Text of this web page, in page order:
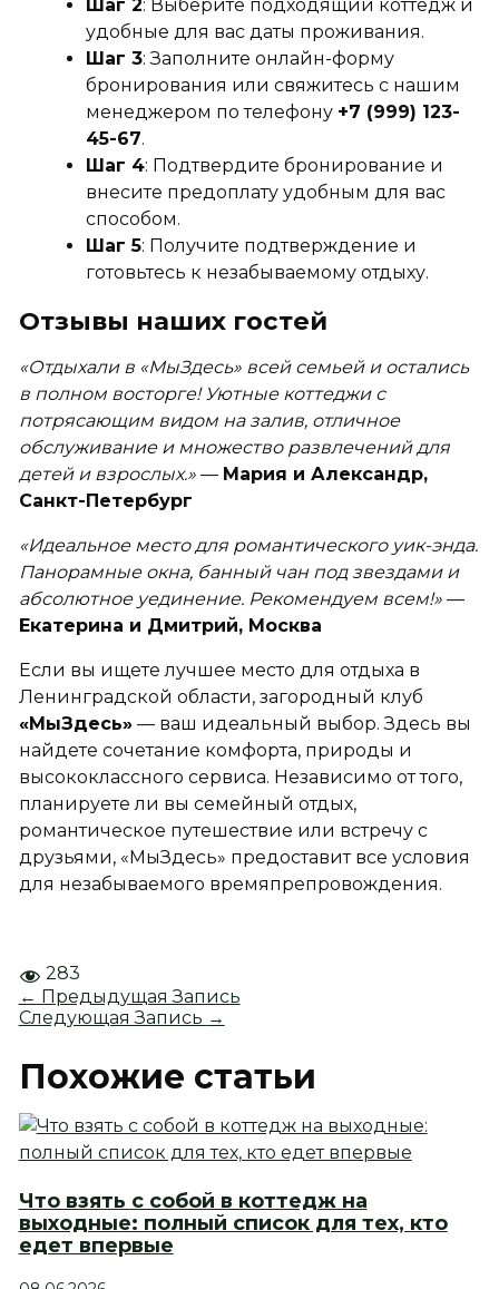
Шаг 2: Выберите подходящий коттедж и
удобные для вас даты проживания.
Шаг 3: Заполните онлайн-форму
бронирования или свяжитесь с нашим
менеджером по телефону +7 (999) 123-
45-67.
Шаг 4: Подтвердите бронирование и
внесите предоплату удобным для вас
способом.
Шаг 5: Получите подтверждение и
готовьтесь к незабываемому отдыху.
Отзывы наших гостей
«Отдыхали в «МыЗдесь» всей семьей и остались
в полном восторге! Уютные коттеджи с
потрясающим видом на залив, отличное
обслуживание и множество развлечений для
детей и взрослых.»— Мария и Александр,
Санкт-Петербург
«Идеальное место для романтического уик-энда.
Панорамные окна, банный чан под звездами и
абсолютное уединение. Рекомендуем всем!»—
Екатерина и Дмитрий, Москва
Если вы ищете лучшее место для отдыха в
Ленинградской области, загородный клуб
«МыЗдесь»— ваш идеальный выбор. Здесь вы
найдете сочетание комфорта, природы и
высококлассного сервиса. Независимо от того,
планируете ли вы семейный отдых,
романтическое путешествие или встречу с
друзьями, «МыЗдесь» предоставит все условия
для незабываемого времяпрепровождения.
283
← Предыдущая Запись
Следующая Запись →
Похожие статьи
Что взять с собой в коттедж на
выходные: полный список для тех, кто
едет впервые